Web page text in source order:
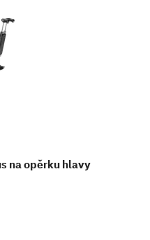
na opěrku hlavy